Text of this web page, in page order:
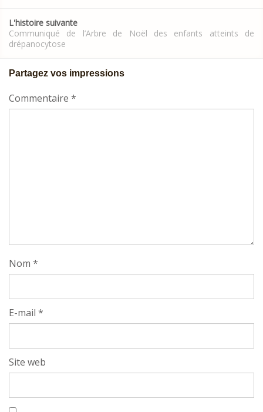
L'histoire suivante
Communiqué de l’Arbre de Noël des enfants atteints de
drépanocytose
Partagez vos impressions
Commentaire *
Nom *
E-mail *
Site web